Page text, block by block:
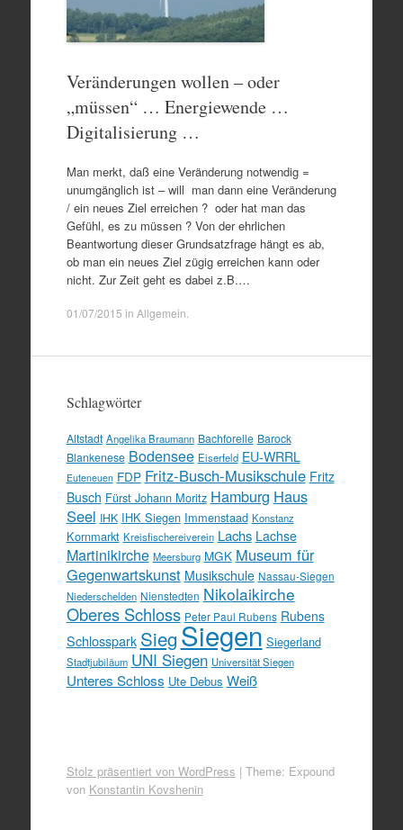
Veränderungen wollen – oder
„müssen“ … Energiewende …
Digitalisierung …
Man merkt, daß eine Veränderung notwendig =
unumgänglich ist – will man dann eine Veränderung
/ ein neues Ziel erreichen ? oder hat man das
Gefühl, es zu müssen ? Von der ehrlichen
Beantwortung dieser Grundsatzfrage hängt es ab,
ob man ein neues Ziel zügig erreichen kann oder
nicht. Zur Zeit geht es dabei z.B.…
01/07/2015 in Allgemein
Schlagwörter
Altstadt Angelika Braumann Bachforelle Barock
Blankenese Bodensee Eiserfeld EU-WRRL
Euteneuen FDP Fritz-Busch-Musikschule Fritz
Busch Fürst Johann Moritz Hamburg Haus
Seel IHK IHK Siegen Immenstaad Konstanz
Kornmarkt Kreisfischereiverein Lachs Lachse
Martinikirche Meersburg MGK Museum für
Gegenwartskunst Musikschule Nassau-Siegen
Niederschelden Nienstedten Nikolaikirche
Oberes Schloss Peter Paul Rubens Rubens
Schlosspark SiegSiegen Siegerland
Stadtjubiläum UNI Siegen Universität Siegen
Unteres Schloss Ute Debus Weiß
Stolz präsentiert von WordPress | Theme: Expound
von Konstantin Kovshenin